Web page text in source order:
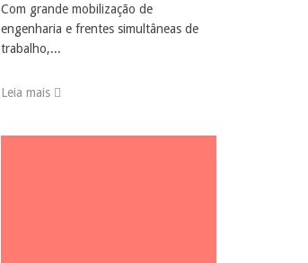
Com grande mobilização de
engenharia e frentes simultâneas de
trabalho,...
Leia mais